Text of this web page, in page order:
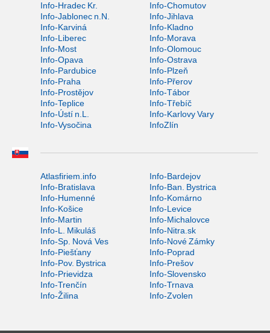
Info-Hradec Kr.
Info-Chomutov
Info-Jablonec n.N.
Info-Jihlava
Info-Karviná
Info-Kladno
Info-Liberec
Info-Morava
Info-Most
Info-Olomouc
Info-Opava
Info-Ostrava
Info-Pardubice
Info-Plzeň
Info-Praha
Info-Přerov
Info-Prostějov
Info-Tábor
Info-Teplice
Info-Třebíč
Info-Ústí n.L.
Info-Karlovy Vary
Info-Vysočina
InfoZlín
Atlasfiriem.info
Info-Bardejov
Info-Bratislava
Info-Ban. Bystrica
Info-Humenné
Info-Komárno
Info-Košice
Info-Levice
Info-Martin
Info-Michalovce
Info-L. Mikuláš
Info-Nitra.sk
Info-Sp. Nová Ves
Info-Nové Zámky
Info-Piešťany
Info-Poprad
Info-Pov. Bystrica
Info-Prešov
Info-Prievidza
Info-Slovensko
Info-Trenčín
Info-Trnava
Info-Žilina
Info-Zvolen